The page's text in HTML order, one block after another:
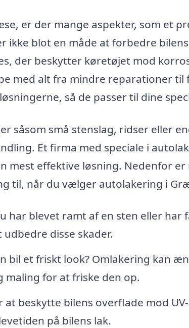
er der mange aspekter, som et
ikke blot en måde at forbedre
der beskytter køretøjet mod
med alt fra mindre reparationer til
så de passer til dine
såsom små stenslag, ridser eller
Et firma med speciale i
mest effektive løsning. Nedenfor er
til, når du vælger autolakering i
har blevet ramt af en sten eller har
disse skader.
bil et friskt look? Omlakering kan
maling for at friske den op.
at beskytte bilens overflade mod
på bilens lak.